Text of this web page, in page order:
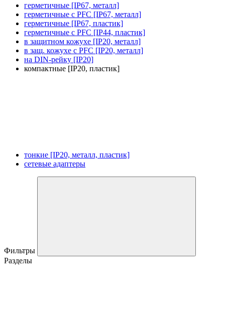
герметичные [IP67, металл]
герметичные с PFC [IP67, металл]
герметичные [IP67, пластик]
герметичные с PFC [IP44, пластик]
в защитном кожухе [IP20, металл]
в защ. кожухе с PFC [IP20, металл]
на DIN-рейку [IP20]
компактные [IP20, пластик]
тонкие [IP20, металл, пластик]
сетевые адаптеры
Фильтры
Разделы